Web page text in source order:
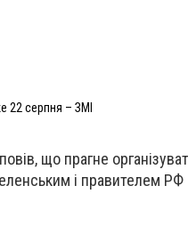
22 серпня – ЗМІ
що прагне
і правителем РФ